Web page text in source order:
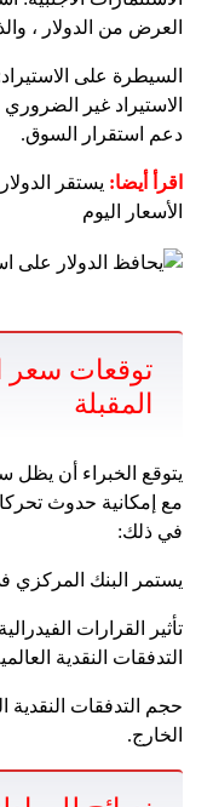
العرض من الدولار ،
السيطرة على
الاستيراد غير
دعم استقرار السوق.
اقرأ أيضا:
الأسعار اليوم
توقعات سعر
المقبلة
يتوقع الخبراء أن يظل
مع إمكانية حدوث
في ذلك:
يستمر البنك المركزي
تأثير القرارات
التدفقات النقدية
حجم التدفقات
الخارج.